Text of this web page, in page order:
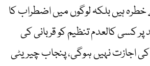
ہیں بلکہ لوگوں میں اضطراب کا
کسی کالعدم تنظیم کو قربانی کی
اجازت نہیں ہوگی، پنجاب چیریٹی